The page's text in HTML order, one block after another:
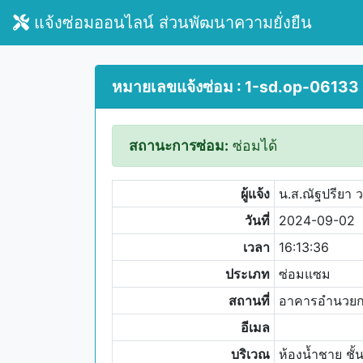
แจ้งซ่อมออนไลน์ ส่วนพัฒนาความยั่งยืน
หมายเลขแจ้งซ่อม : 1-sd.op-06133
สถานะการซ่อม: ซ่อมได้
ผู้แจ้ง น.ส.ณัฐปรียา
วันที่ 2024-09-02
เวลา 16:13:36
ประเภท ซ่อมแซม
สถานที่ อาคารอำนวย
อีเมล
บริเวณ ห้องน้ำชาย ชั้